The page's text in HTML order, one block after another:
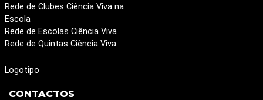
Rede de Clubes Ciência Viva na
Escola
Rede de Escolas Ciência Viva
Rede de Quintas Ciência Viva
Logotipo
CONTACTOS